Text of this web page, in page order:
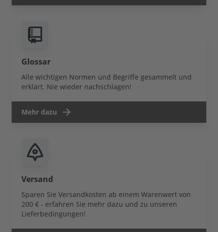
Glossar
Alle wichtigen Normen und Begriffe gesammelt und
erklärt. Nie wieder nachschlagen!
Mehr dazu
Versand
Sparen Sie Versandkosten ab einem Warenwert von
200 € - erfahren Sie mehr dazu und zu unseren
Lieferbedingungen!